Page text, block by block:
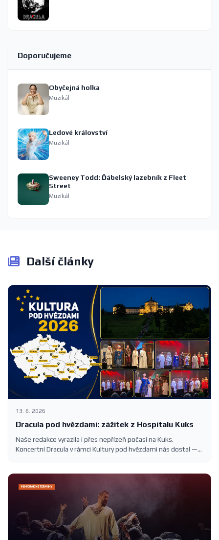
Doporučujeme
Obyčejná holka
Muzikál
Ledové království
Muzikál
Sweeney Todd: Ďábelský lazebník z Fleet
Street
Muzikál
Další články
13. 6. 2026
Dracula pod hvězdami: zážitek z Hospitalu Kuks
Naše redakce vyrazila i přes nepřízeň počasí na Kuks.
Koncertní Dracula v rámci Kultury pod hvězdami nás dostal —